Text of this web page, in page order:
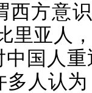
西方意
里亚人
中国人
多人认